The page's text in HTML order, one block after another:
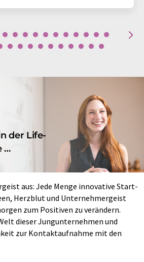
der Life-
…
aus: Jede Menge innovative Start-
Herzblut und Unternehmergeist
zum Positiven zu verändern.
dieser Jungunternehmen und
zur Kontaktaufnahme mit den